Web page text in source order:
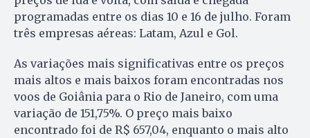
programadas entre os dias 10 e 16 de julho. Foram
três empresas aéreas: Latam, Azul e Gol.
As variações mais significativas entre os preços
mais altos e mais baixos foram encontradas nos
voos de Goiânia para o Rio de Janeiro, com uma
variação de 151,75%. O preço mais baixo
encontrado foi de R$ 657,04, enquanto o mais alto